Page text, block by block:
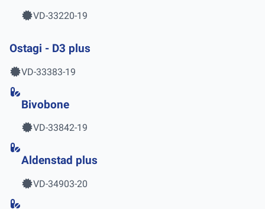
VD-33220-19
Ostagi - D3 plus
VD-33383-19
Bivobone
VD-33842-19
Aldenstad plus
VD-34903-20